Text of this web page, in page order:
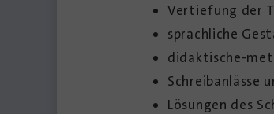
Vertiefung der
sprachliche
didaktische-
Schreibanlässe
Lösungen des